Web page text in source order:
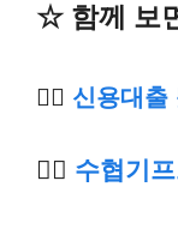
☆ 함께 보
👉🏿 신용대출
👉🏿 수협기